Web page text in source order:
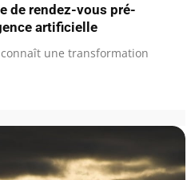
de rendez-vous pré-
artificielle
une transformation